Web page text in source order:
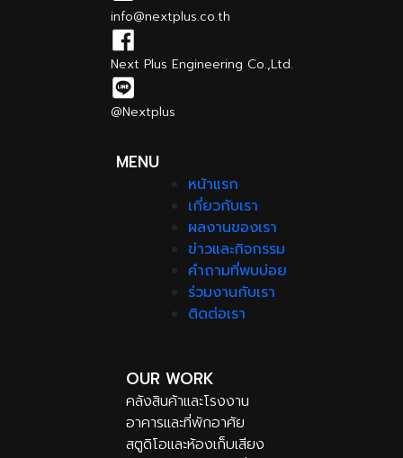
info@nextplus.co.th
Next Plus Engineering Co.,Ltd.
@Nextplus
MENU
หน้าแรก
เกี่ยวกับเรา
ผลงานของเรา
ข่าวและกิจกรรม
คำถามที่พบบ่อย
ร่วมงานกับเรา
ติดต่อเรา
OUR WORK
คลังสินค้าและโรงงาน
อาคารและที่พักอาศัย
สตูดิโอและห้องเก็บเสียง